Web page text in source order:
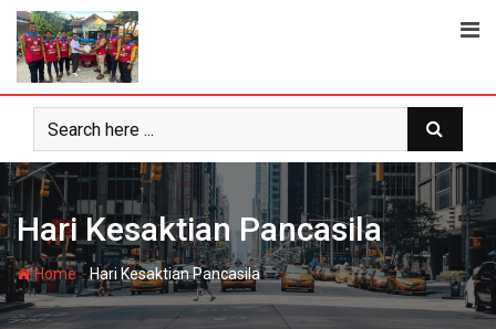
Skip
content
Hari Kesaktian Pancasila
Home-Hari Kesaktian Pancasila